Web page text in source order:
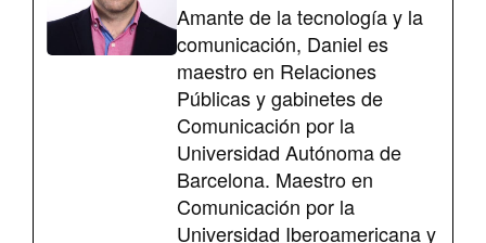
Amante de la tecnología y la
comunicación, Daniel es
maestro en Relaciones
Públicas y gabinetes de
Comunicación por la
Universidad Autónoma de
Barcelona. Maestro en
Comunicación por la
Universidad Iberoamericana y